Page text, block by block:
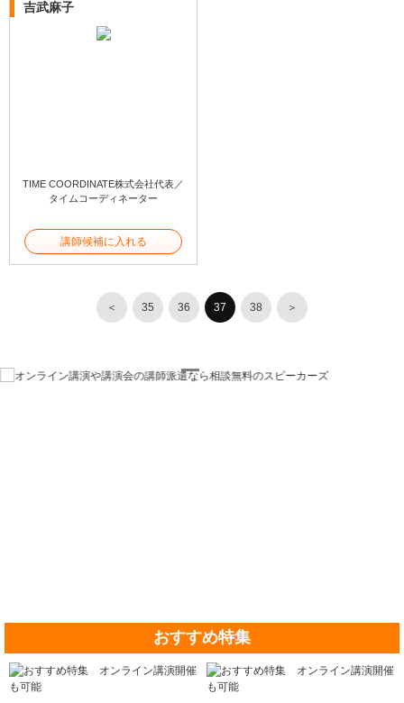
吉武麻子
TIME COORDINATE株式会社代表／
タイムコーディネーター
講師候補に入れる
＜ 35 36 37 38 ＞
おすすめ特集